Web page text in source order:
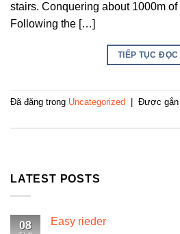
stairs. Conquering about 1000m
Following the […]
TIẾP TỤC ĐỌC
Đã đăng trong Uncategorized | Được gắn
LATEST POSTS
08 Easy rieder